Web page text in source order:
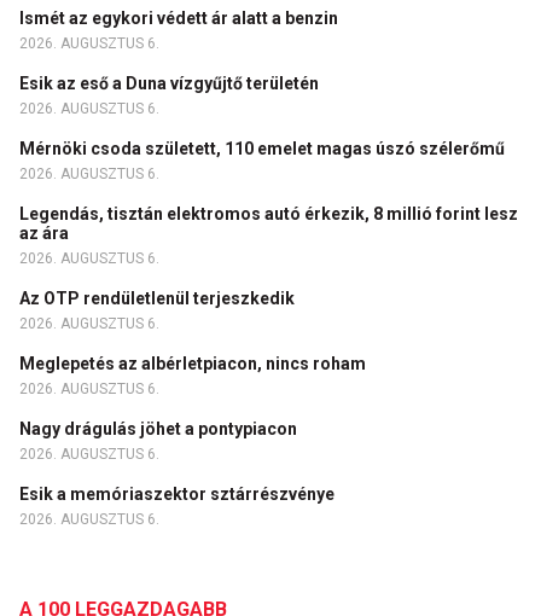
Ismét az egykori védett ár alatt a benzin
2026. AUGUSZTUS 6.
Esik az eső a Duna vízgyűjtő területén
2026. AUGUSZTUS 6.
Mérnöki csoda született, 110 emelet magas úszó szélerőmű
2026. AUGUSZTUS 6.
Legendás, tisztán elektromos autó érkezik, 8 millió forint lesz
az ára
2026. AUGUSZTUS 6.
Az OTP rendületlenül terjeszkedik
2026. AUGUSZTUS 6.
Meglepetés az albérletpiacon, nincs roham
2026. AUGUSZTUS 6.
Nagy drágulás jöhet a pontypiacon
2026. AUGUSZTUS 6.
Esik a memóriaszektor sztárrészvénye
2026. AUGUSZTUS 6.
A 100 LEGGAZDAGABB